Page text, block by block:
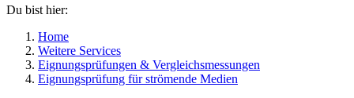
Du bist hier:
Home
Weitere Services
Eignungsprüfungen & Vergleichsmessungen
Eignungsprüfung für strömende Medien